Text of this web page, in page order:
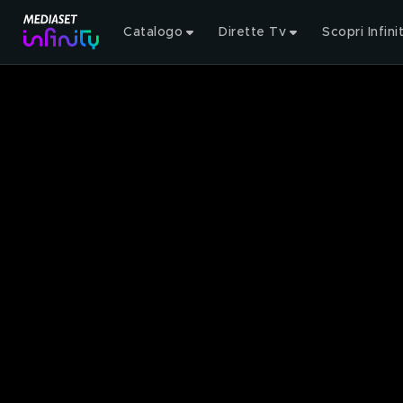
Catalogo Dirette Tv Scopri